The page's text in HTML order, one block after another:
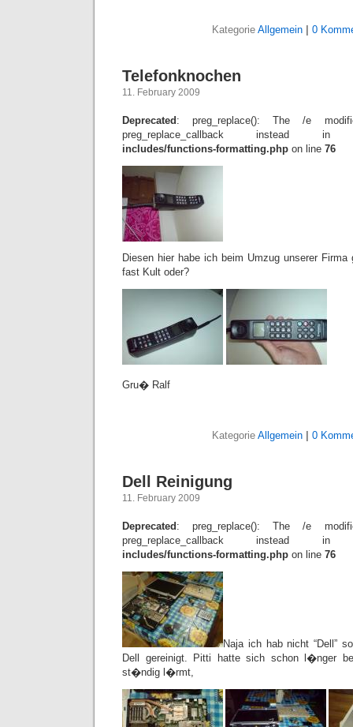
Kategorie Allgemein 0
Telefonknochen
11. February 2009
Deprecated : preg_replace(): The /e
preg_replace_callback instead
includes/functions-formatting.php on line 76
Diesen hier habe ich beim Umzug unserer
fast Kult oder?
Gru� Ralf
Kategorie Allgemein 0
Dell Reinigung
11. February 2009
Deprecated : preg_replace(): The /e
preg_replace_callback instead
includes/functions-formatting.php on line 76
Naja ich hab nicht “Dell”
Dell gereinigt. Pitti hatte sich schon l�nger
st�ndig l�rmt,